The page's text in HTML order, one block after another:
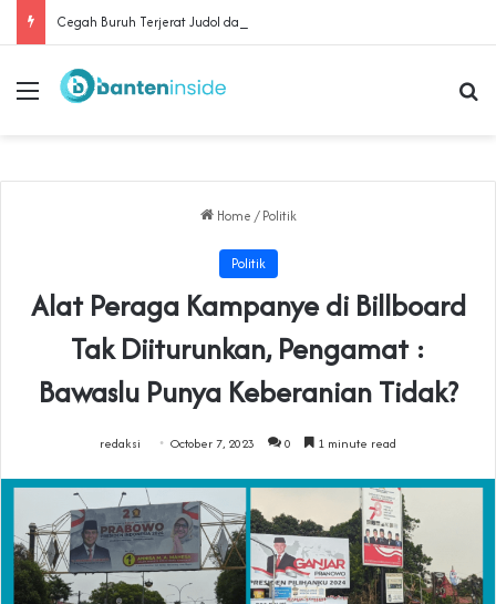
Menu
Home / Politik
Politik
Alat Peraga Kampanye di Billboard
Tak Diiturunkan, Pengamat :
Bawaslu Punya Keberanian Tidak?
redaksi October 7, 2023 0 1 minute read